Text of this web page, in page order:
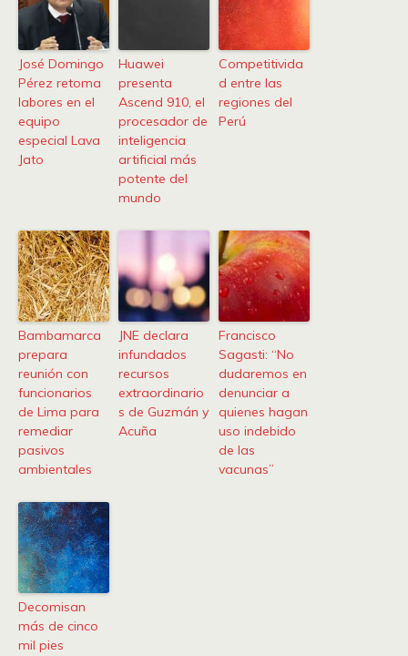
José Domingo
Pérez retoma
labores en el
equipo
especial Lava
Jato
Huawei
presenta
Ascend 910, el
procesador de
inteligencia
artificial más
potente del
mundo
Competitivida
d entre las
regiones del
Perú
Bambamarca
prepara
reunión con
funcionarios
de Lima para
remediar
pasivos
ambientales
JNE declara
infundados
recursos
extraordinario
s de Guzmán y
Acuña
Francisco
Sagasti: “No
dudaremos en
denunciar a
quienes hagan
uso indebido
de las
vacunas”
Decomisan
más de cinco
mil pies